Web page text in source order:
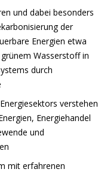
und dabei besonders
der
Energien etwa
Wasserstoff in
durch
verstehen
Energiehandel
und
mit erfahrenen